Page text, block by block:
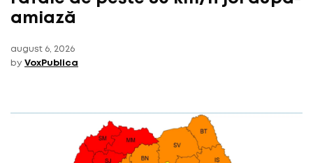
amiază
august 6, 2026
by VoxPublica